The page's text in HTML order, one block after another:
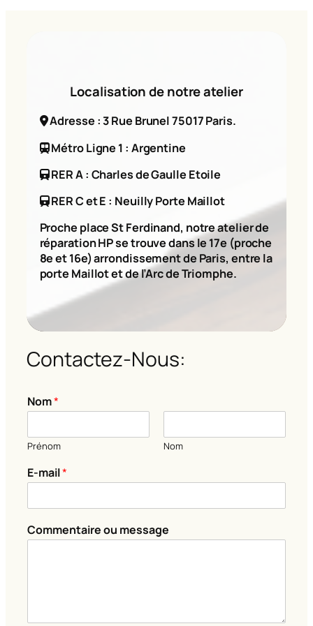
Localisation de notre atelier
Adresse : 3 Rue Brunel 75017 Paris.
Métro Ligne 1 : Argentine
RER A : Charles de Gaulle Etoile
RER C et E : Neuilly Porte Maillot
Proche place St Ferdinand, notre atelier de
réparation HP se trouve dans le 17e (proche
8e et 16e) arrondissement de Paris, entre la
porte Maillot et de l’Arc de Triomphe.
Contactez-Nous:
Nom*
Prénom Nom
E-mail*
C
o
a
Commentaire ou message